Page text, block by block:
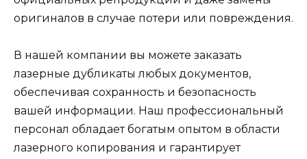
оригиналов в случае потери или повреждения.
В нашей компании вы можете заказать
лазерные дубликаты любых документов,
обеспечивая сохранность и безопасность
вашей информации. Наш профессиональный
персонал обладает богатым опытом в области
лазерного копирования и гарантирует